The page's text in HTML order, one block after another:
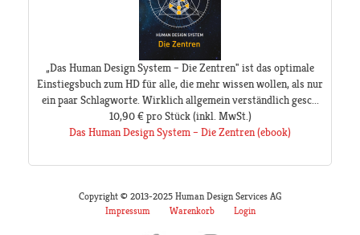
„Das Human Design System – Die Zentren" ist das optimale
Einstiegsbuch zum HD für alle, die mehr wissen wollen, als nur
ein paar Schlagworte. Wirklich allgemein verständlich gesc...
10,90 € pro Stück(inkl. MwSt.)
Das Human Design System – Die Zentren (ebook)
Copyright © 2013-2025 Human Design Services AG
Impressum
Warenkorb Login